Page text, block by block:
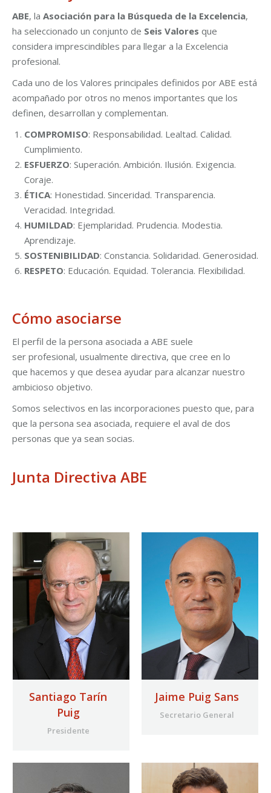
ABE, la Asociación para la Búsqueda de la Excelencia,
ha seleccionado un conjunto de Seis Valores que
considera imprescindibles para llegar a la Excelencia
profesional.
Cada uno de los Valores principales definidos por ABE está
acompañado por otros no menos importantes que los
definen, desarrollan y complementan.
COMPROMISO: Responsabilidad. Lealtad. Calidad.
Cumplimiento.
ESFUERZO: Superación. Ambición. Ilusión. Exigencia.
Coraje.
ÉTICA: Honestidad. Sinceridad. Transparencia.
Veracidad. Integridad.
HUMILDAD: Ejemplaridad. Prudencia. Modestia.
Aprendizaje.
SOSTENIBILIDAD: Constancia. Solidaridad. Generosidad.
RESPETO: Educación. Equidad. Tolerancia. Flexibilidad.
Cómo asociarse
El perfil de la persona asociada a ABE suele
ser profesional, usualmente directiva, que cree en lo
que hacemos y que desea ayudar para alcanzar nuestro
ambicioso objetivo.
Somos selectivos en las incorporaciones puesto que, para
que la persona sea asociada, requiere el aval de dos
personas que ya sean socias.
Junta Directiva ABE
Santiago Tarín
Puig
Presidente
Jaime Puig Sans
Secretario General